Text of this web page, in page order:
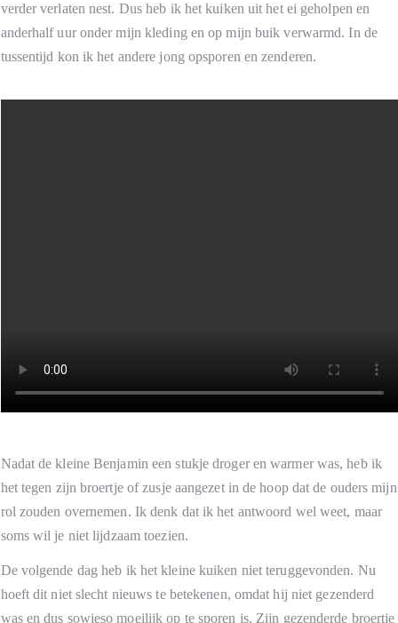
verder verlaten nest. Dus heb ik het kuiken uit het ei geholpen en
anderhalf uur onder mijn kleding en op mijn buik verwarmd. In de
tussentijd kon ik het andere jong opsporen en zenderen.
Nadat de kleine Benjamin een stukje droger en warmer was, heb ik
het tegen zijn broertje of zusje aangezet in de hoop dat de ouders mijn
rol zouden overnemen. Ik denk dat ik het antwoord wel weet, maar
soms wil je niet lijdzaam toezien.
De volgende dag heb ik het kleine kuiken niet teruggevonden. Nu
hoeft dit niet slecht nieuws te betekenen, omdat hij niet gezenderd
was en dus sowieso moeilijk op te sporen is. Zijn gezenderde broertje